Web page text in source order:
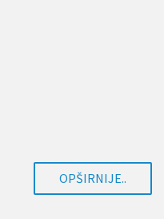
OPŠIRNIJE..